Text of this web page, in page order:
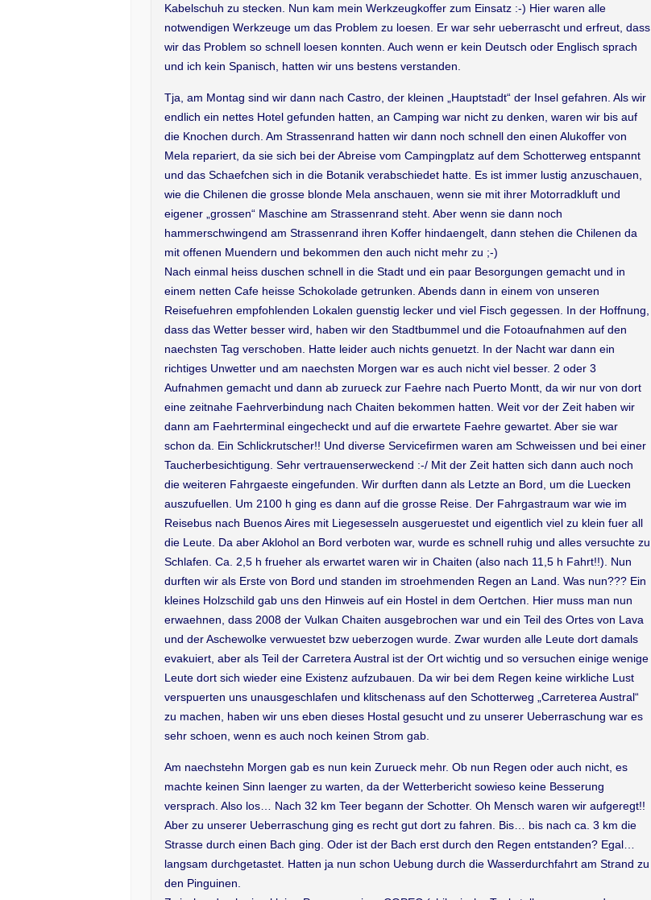
Kabelschuh zu stecken. Nun kam mein Werkzeugkoffer zum Einsatz :-) Hier waren alle
notwendigen Werkzeuge um das Problem zu loesen. Er war sehr ueberrascht und erfreut, dass
wir das Problem so schnell loesen konnten. Auch wenn er kein Deutsch oder Englisch sprach
und ich kein Spanisch, hatten wir uns bestens verstanden.
Tja, am Montag sind wir dann nach Castro, der kleinen „Hauptstadt“ der Insel gefahren. Als wir
endlich ein nettes Hotel gefunden hatten, an Camping war nicht zu denken, waren wir bis auf
die Knochen durch. Am Strassenrand hatten wir dann noch schnell den einen Alukoffer von
Mela repariert, da sie sich bei der Abreise vom Campingplatz auf dem Schotterweg entspannt
und das Schaefchen sich in die Botanik verabschiedet hatte. Es ist immer lustig anzuschauen,
wie die Chilenen die grosse blonde Mela anschauen, wenn sie mit ihrer Motorradkluft und
eigener „grossen“ Maschine am Strassenrand steht. Aber wenn sie dann noch
hammerschwingend am Strassenrand ihren Koffer hindaengelt, dann stehen die Chilenen da
mit offenen Muendern und bekommen den auch nicht mehr zu ;-)
Nach einmal heiss duschen schnell in die Stadt und ein paar Besorgungen gemacht und in
einem netten Cafe heisse Schokolade getrunken. Abends dann in einem von unseren
Reisefuehren empfohlenden Lokalen guenstig lecker und viel Fisch gegessen. In der Hoffnung,
dass das Wetter besser wird, haben wir den Stadtbummel und die Fotoaufnahmen auf den
naechsten Tag verschoben. Hatte leider auch nichts genuetzt. In der Nacht war dann ein
richtiges Unwetter und am naechsten Morgen war es auch nicht viel besser. 2 oder 3
Aufnahmen gemacht und dann ab zurueck zur Faehre nach Puerto Montt, da wir nur von dort
eine zeitnahe Faehrverbindung nach Chaiten bekommen hatten. Weit vor der Zeit haben wir
dann am Faehrterminal eingecheckt und auf die erwartete Faehre gewartet. Aber sie war
schon da. Ein Schlickrutscher!! Und diverse Servicefirmen waren am Schweissen und bei einer
Taucherbesichtigung. Sehr vertrauenserweckend :-/ Mit der Zeit hatten sich dann auch noch
die weiteren Fahrgaeste eingefunden. Wir durften dann als Letzte an Bord, um die Luecken
auszufuellen. Um 2100 h ging es dann auf die grosse Reise. Der Fahrgastraum war wie im
Reisebus nach Buenos Aires mit Liegesesseln ausgeruestet und eigentlich viel zu klein fuer all
die Leute. Da aber Aklohol an Bord verboten war, wurde es schnell ruhig und alles versuchte zu
Schlafen. Ca. 2,5 h frueher als erwartet waren wir in Chaiten (also nach 11,5 h Fahrt!!). Nun
durften wir als Erste von Bord und standen im stroehmenden Regen an Land. Was nun??? Ein
kleines Holzschild gab uns den Hinweis auf ein Hostel in dem Oertchen. Hier muss man nun
erwaehnen, dass 2008 der Vulkan Chaiten ausgebrochen war und ein Teil des Ortes von Lava
und der Aschewolke verwuestet bzw ueberzogen wurde. Zwar wurden alle Leute dort damals
evakuiert, aber als Teil der Carretera Austral ist der Ort wichtig und so versuchen einige wenige
Leute dort sich wieder eine Existenz aufzubauen. Da wir bei dem Regen keine wirkliche Lust
verspuerten uns unausgeschlafen und klitschenass auf den Schotterweg „Carreterea Austral“
zu machen, haben wir uns eben dieses Hostal gesucht und zu unserer Ueberraschung war es
sehr schoen, wenn es auch noch keinen Strom gab.
Am naechstehn Morgen gab es nun kein Zurueck mehr. Ob nun Regen oder auch nicht, es
machte keinen Sinn laenger zu warten, da der Wetterbericht sowieso keine Besserung
versprach. Also los… Nach 32 km Teer begann der Schotter. Oh Mensch waren wir aufgeregt!!
Aber zu unserer Ueberraschung ging es recht gut dort zu fahren. Bis… bis nach ca. 3 km die
Strasse durch einen Bach ging. Oder ist der Bach erst durch den Regen entstanden? Egal…
langsam durchgetastet. Hatten ja nun schon Uebung durch die Wasserdurchfahrt am Strand zu
den Pinguinen.